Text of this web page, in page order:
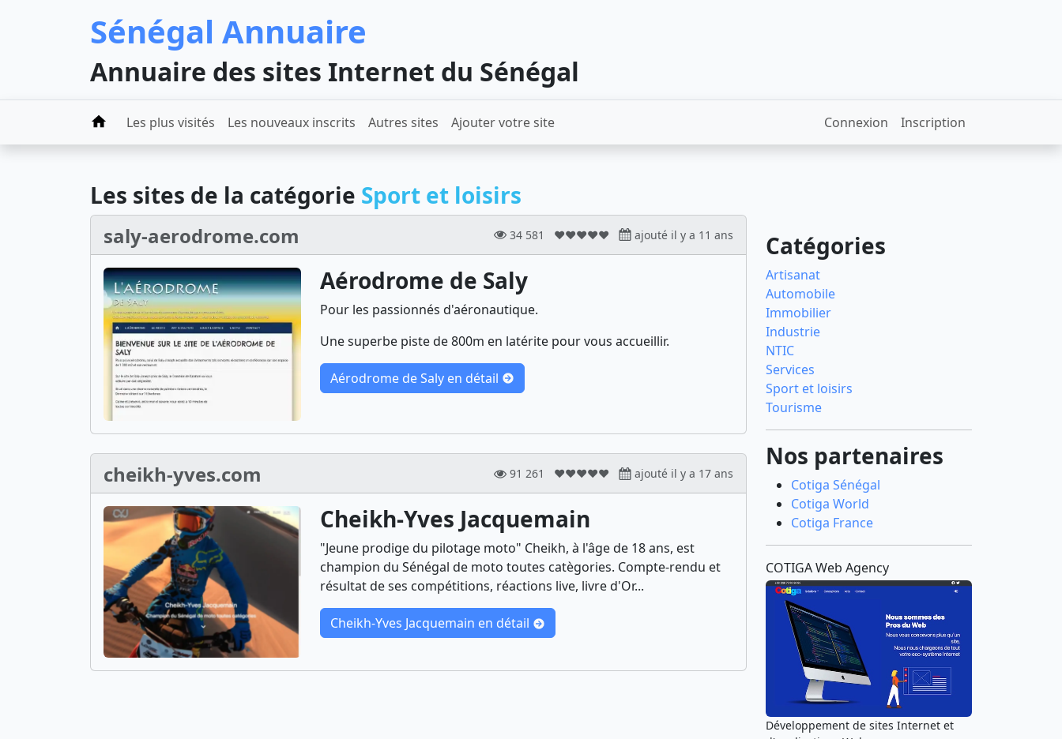
Sénégal Annuaire
Annuaire des sites Internet du Sénégal
Les plus visités Les nouveaux inscrits Autres sites Ajouter votre site Connexion Inscription
Les sites de la catégorie Sport et loisirs
saly-aerodrome.com 34 581 ❤❤❤❤❤ ajouté il y a 11 ans
Aérodrome de Saly
Pour les passionnés d'aéronautique.
Une superbe piste de 800m en latérite pour vous accueillir.
Aérodrome de Saly en détail
cheikh-yves.com 91 261 ❤❤❤❤❤ ajouté il y a 17 ans
Cheikh-Yves Jacquemain
"Jeune prodige du pilotage moto" Cheikh, à l'âge de 18 ans, est
champion du Sénégal de moto toutes catègories. Compte-rendu et
résultat de ses compétitions, réactions live, livre d'Or...
Cheikh-Yves Jacquemain en détail
Catégories
Artisanat
Automobile
Immobilier
Industrie
NTIC
Services
Sport et loisirs
Tourisme
Nos partenaires
Cotiga Sénégal
Cotiga World
Cotiga France
COTIGA Web Agency
Développement de sites Internet et